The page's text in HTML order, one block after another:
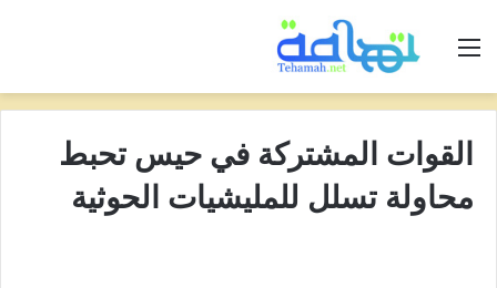
القائمة
القوات المشتركة في حيس تحبط
محاولة تسلل للمليشيات الحوثية